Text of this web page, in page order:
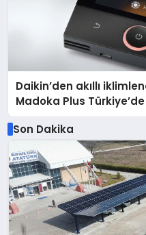
Daikin’den akıllı
Madoka Plus Türkiye’de
Son Dakika